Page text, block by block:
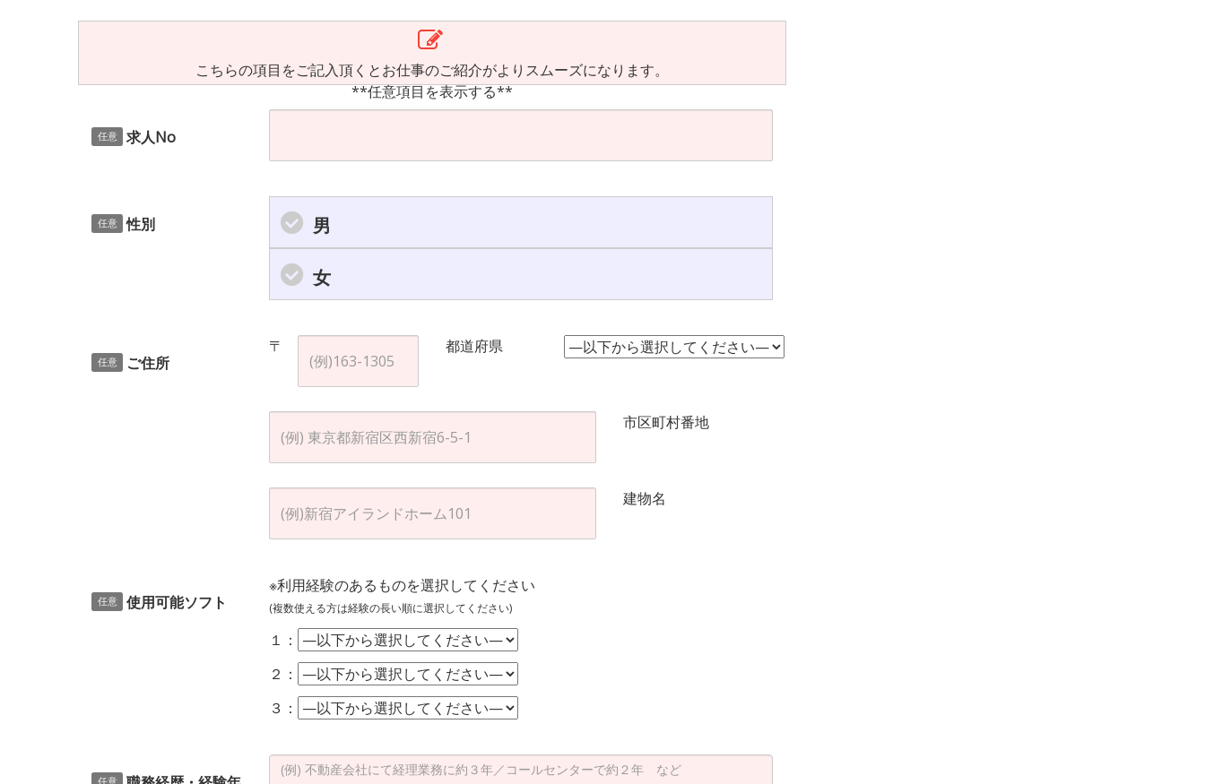
こちらの項目をご記入頂くとお仕事のご紹介がよりスムーズになります。
**任意項目を表示する**
任意 求人No
任意 性別 男
女
任意 ご住所
〒 都道府県
市区町村番地
建物名
任意 使用可能ソフト
※利用経験のあるものを選択してください
(複数使える方は経験の長い順に選択してください)
１：
２：
３：